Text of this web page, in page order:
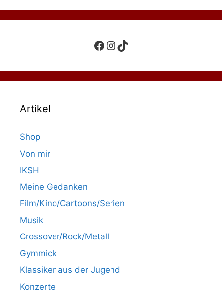
Optionen
können
der
gewählt
Facebook
Instagram
TikTok
Artikel
Shop
Von mir
IKSH
Meine Gedanken
Film/Kino/Cartoons/Serien
Musik
Crossover/Rock/Metall
Gymmick
Klassiker aus der Jugend
Konzerte